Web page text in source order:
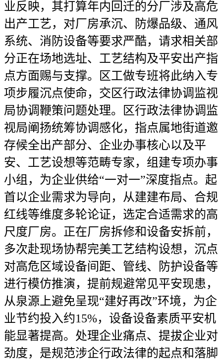
业反映，其打算年内回迁的分厂涉及高危
出产工艺，对厂房承沉、防爆品级、通风
系统、消防设备等要求严酷，请求相关部
分正在场地选址、工艺结构及平安出产指
点方面赐与支撑。区工做专班将此纳入专
项步履沉点使命，交区行政法律协调监视
局协调鞭策问题处理。区行政法律协调监
视局阐扬统筹协调感化，指点属地街道邀
存候全出产部分、企业办事核心以及平
安、工艺设想等范畴专家，组建专项办事
小组，为企业供给“一对一”深度指点。起
首以企业需求为导向，从建建布局、合规
红线等维度多轮论证，选定合适需求的高
尺度厂房。正在厂房拆修和设备安拆前，
多次赴现场协帮完美工艺结构设想，沉点
对高危区域设备间距、管线、防护设备等
进行模仿推演，提前规避常见平安现患，
从泉源上避免呈现“建好再改”环境，为企
业节约投入约15%，设备设备素质平安机
能显著提高。处理企业痛点、提拔企业对
劲度，是规范涉企行政法律的起点和落脚